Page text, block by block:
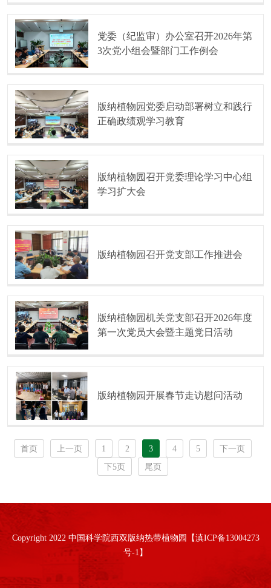
党委（纪监审）办公室召开2026年第
3次党小组会暨部门工作例会
版纳植物园党委启动部署树立和践行
正确政绩观学习教育
版纳植物园召开党委理论学习中心组
学习扩大会
版纳植物园召开党支部工作推进会
版纳植物园机关党支部召开2026年度
第一次党员大会暨主题党日活动
版纳植物园开展春节走访慰问活动
首页 上一页 1 2 3 4 5
下一页
下5页
尾页
Copyright 2022 中国科学院西双版纳热带植物园【滇ICP备13004273
号-1】